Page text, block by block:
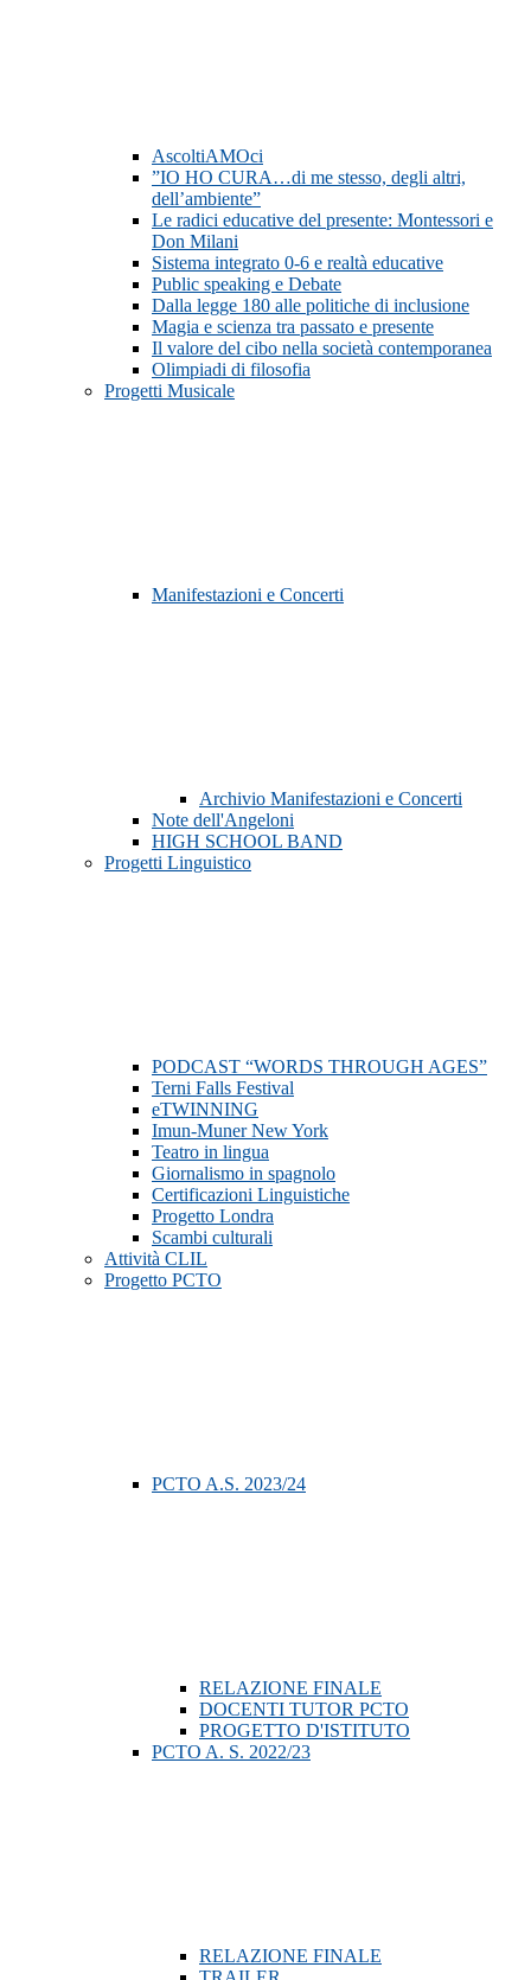
AscoltiAMOci
”IO HO CURA…di me stesso, degli altri,
dell’ambiente”
Le radici educative del presente: Montessori e
Don Milani
Sistema integrato 0-6 e realtà educative
Public speaking e Debate
Dalla legge 180 alle politiche di inclusione
Magia e scienza tra passato e presente
Il valore del cibo nella società contemporanea
Olimpiadi di filosofia
Progetti Musicale
Manifestazioni e Concerti
Archivio Manifestazioni e Concerti
Note dell'Angeloni
HIGH SCHOOL BAND
Progetti Linguistico
PODCAST “WORDS THROUGH AGES”
Terni Falls Festival
eTWINNING
Imun-Muner New York
Teatro in lingua
Giornalismo in spagnolo
Certificazioni Linguistiche
Progetto Londra
Scambi culturali
Attività CLIL
Progetto PCTO
PCTO A.S. 2023/24
RELAZIONE FINALE
DOCENTI TUTOR PCTO
PROGETTO D'ISTITUTO
PCTO A. S. 2022/23
RELAZIONE FINALE